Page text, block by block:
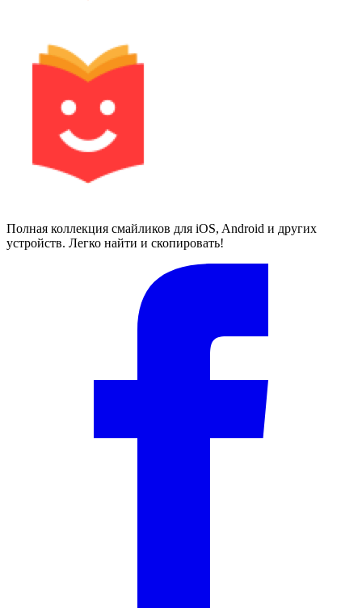
Полная коллекция смайликов для iOS, Android и других
устройств. Легко найти и скопировать!